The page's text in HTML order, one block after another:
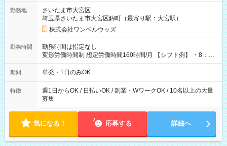
勤務地
さいたま市大宮区
埼玉県さいたま市大宮区錦町（最寄り駅：大宮駅）
株式会社ワンベルウッズ
勤務時間
勤務時間は指定なし
変形労働時間制 想定労働時間160時間/月 【シフト例】 ・8：00
～21：00
期間 単発・1日のみOK
特徴
週1日からOK / 日払いOK / 副業・WワークOK / 10名以上の大量
募集
気になる！ 応募する 詳細へ